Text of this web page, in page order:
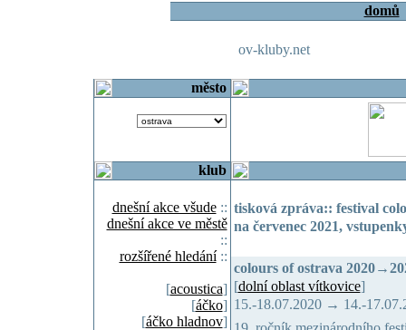
domů
ov-kluby.net
město
klub
dnešní akce všude::
dnešní akce ve městě
::
rozšířené hledání::
[acoustica]
[áčko]
[áčko hladnov]
tisková zpráva:: festival
na červenec 2021,
colours of ostrava
[dolní oblast vítkovice]
15.-18.07.2020 → 14.-